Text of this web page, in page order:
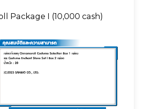
Package I (10,000 cash)